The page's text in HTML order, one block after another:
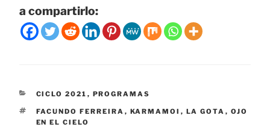
a compartirlo:
CATEGORÍAS
CICLO 2021 , PROGRAMAS
ETIQUETAS
FACUNDO FERREIRA , KARMAMOI , LA GOTA , OJO
EN EL CIELO